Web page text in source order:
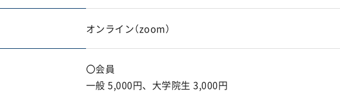
オンライン（zoom）
〇会員
一般 5,000円、大学院生 3,000円